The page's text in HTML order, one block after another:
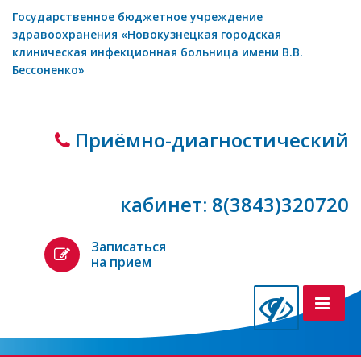
Государственное бюджетное учреждение
здравоохранения «Новокузнецкая городская
клиническая инфекционная больница имени В.В.
Бессоненко»
Приёмно-диагностический
кабинет: 8(3843)320720
Записаться
на прием